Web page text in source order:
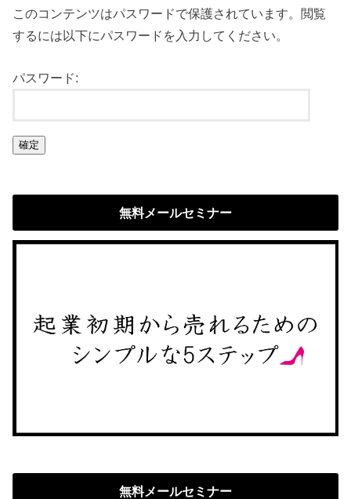
このコンテンツはパスワードで保護されています。閲覧
するには以下にパスワードを入力してください。
パスワード:
無料メールセミナー
無料メールセミナー